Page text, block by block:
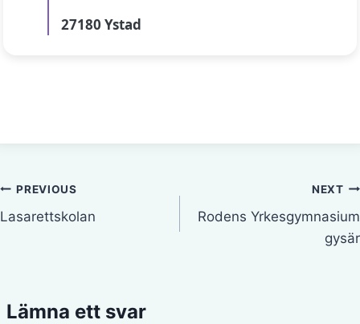
27180 Ystad
Inläggsnavigering
PREVIOUS
Lasarettskolan
NEXT
Rodens Yrkesgymnasium
gysär
Lämna ett svar